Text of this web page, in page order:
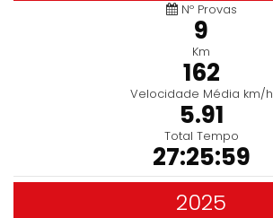
Nº Provas
9
Km
162
Velocidade Média km/h
5.91
Total Tempo
27:25:59
2025